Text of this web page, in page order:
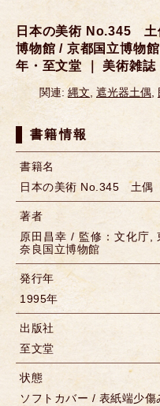
日本の美術 No.345 土
博物館 / 京都国立博物
年・至文堂 ｜ 美術雑誌
関連:縄文, 遮光器土偶,
書籍情報
書籍名
日本の美術 No.345 土偶
著者
原田昌幸 / 監修：文化庁,
奈良国立博物館
発行年
1995年
出版社
至文堂
状態
ソフトカバー / 表紙端少